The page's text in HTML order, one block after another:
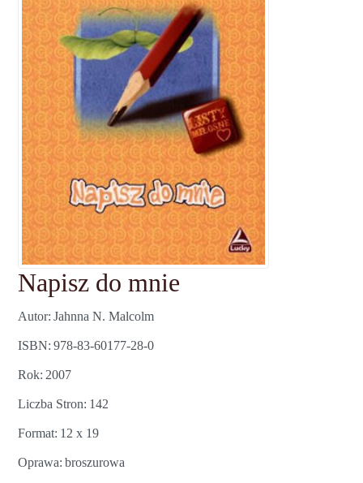
Napisz do mnie
Autor Jahnna N. Malcolm
ISBN 978-83-60177-28-0
Rok 2007
Liczba Stron 142
Format 12 x 19
Oprawa broszurowa